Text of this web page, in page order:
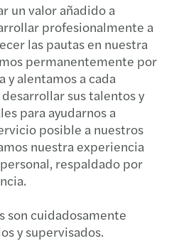
un valor añadido a
profesionalmente a
las pautas en nuestra
permanentemente por
y alentamos a cada
sus talentos y
para ayudarnos a
posible a nuestros
nuestra experiencia
respaldado por
son cuidadosamente
y supervisados.